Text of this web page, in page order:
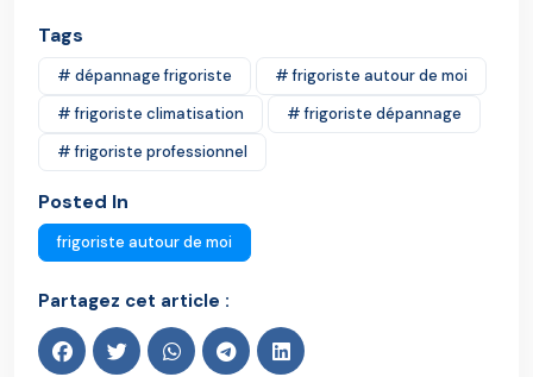
Tags
# dépannage frigoriste
# frigoriste autour de moi
# frigoriste climatisation
# frigoriste dépannage
# frigoriste professionnel
Posted In
frigoriste autour de moi
Partagez cet article :